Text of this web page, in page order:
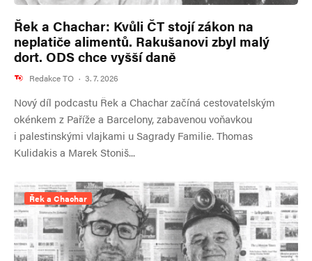
Řek a Chachar: Kvůli ČT stojí zákon na
neplatiče alimentů. Rakušanovi zbyl malý
dort. ODS chce vyšší daně
Redakce TO · 3. 7. 2026
Nový díl podcastu Řek a Chachar začíná cestovatelským
okénkem z Paříže a Barcelony, zabavenou voňavkou
i palestinskými vlajkami u Sagrady Familie. Thomas
Kulidakis a Marek Stoniš...
Řek a Chachar